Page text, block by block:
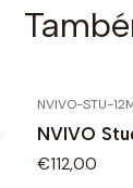
NVIVO-STU-
NVIVO
€112,00